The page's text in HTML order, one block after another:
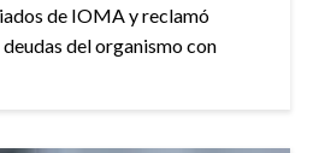
de IOMA y reclamó
del organismo con